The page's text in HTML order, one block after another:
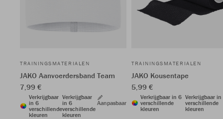
TRAININGSMATERIALEN
JAKO Aanvoerdersband Team
7,99 €
Verkrijgbaar
in 6
verschillende
kleuren
Verkrijgbaar
in 6
verschillende
kleuren
Aanpasbaar
TRAININGSMATERIALEN
JAKO Kousentape
5,99 €
Verkrijgbaar in 6
verschillende
kleuren
Verkrijgbaar in
verschillende
kleuren